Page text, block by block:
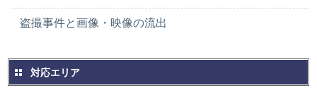
盗撮事件と画像・映像の流出
対応エリア